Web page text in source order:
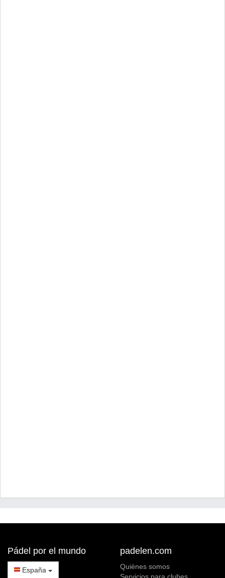
Pádel por el mundo
España
padelen.com
Quiénes somos